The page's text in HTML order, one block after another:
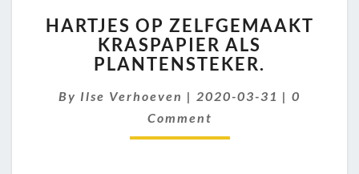
OP
ZELFGEMAAKT
KRASPAPIER
PLANTENSTEKER.
HARTJES OP ZELFGEMAAKT
KRASPAPIER ALS
PLANTENSTEKER.
By Ilse Verhoeven | 2020-03-31 | 0
Comment